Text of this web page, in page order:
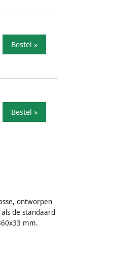
Bestel »
Bestel »
ontworpen
de standaard
mm.